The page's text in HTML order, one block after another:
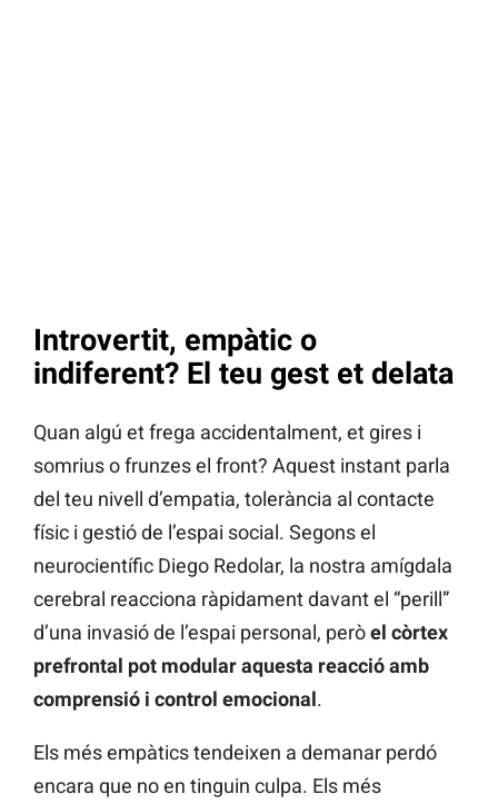
Introvertit, empàtic o
indiferent? El teu gest et delata
Quan algú et frega accidentalment, et gires i
somrius o frunzes el front? Aquest instant parla
del teu nivell d’empatia, tolerància al contacte
físic i gestió de l’espai social. Segons el
neurocientífic Diego Redolar, la nostra amígdala
cerebral reacciona ràpidament davant el “perill”
d’una invasió de l’espai personal, peròel còrtex
prefrontal pot modular aquesta reacció amb
comprensió i control emocional.
Els més empàtics tendeixen a demanar perdó
encara que no en tinguin culpa. Els més